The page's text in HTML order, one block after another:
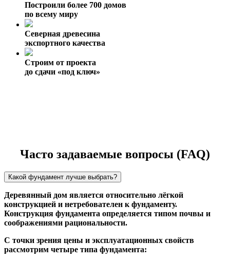
Построили более 700 домов
по всему миру
Северная древесина
экспортного качества
Строим от проекта
до сдачи «под ключ»
Часто задаваемые вопросы (FAQ)
Какой фундамент лучше выбрать?
Деревянный дом является относительно лёгкой
конструкцией и нетребователен к фундаменту.
Конструкция фундамента определяется типом почвы и
соображениями рациональности.
С точки зрения цены и эксплуатационных свойств
рассмотрим четыре типа фундамента: